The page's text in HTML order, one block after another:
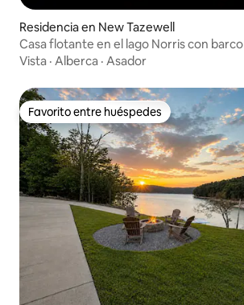
Residencia en New Tazewell
Casa flotante en el lago Norris con barco
Vista · Alberca · Asador
Favorito entre huéspedes
Favorito entre huéspedes